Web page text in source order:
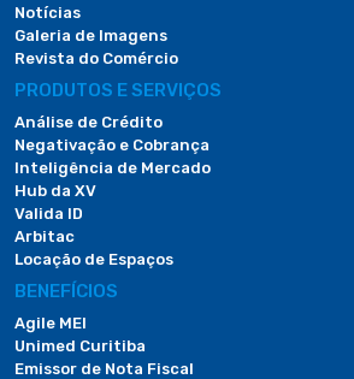
Notícias
Galeria de Imagens
Revista do Comércio
PRODUTOS E SERVIÇOS
Análise de Crédito
Negativação e Cobrança
Inteligência de Mercado
Hub da XV
Valida ID
Arbitac
Locação de Espaços
BENEFÍCIOS
Agile MEI
Unimed Curitiba
Emissor de Nota Fiscal